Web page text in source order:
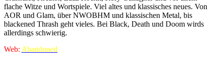
flache Witze und Wortspiele. Viel altes und klassisches neues. Von
AOR und Glam, über NWOBHM und klassischen Metal, bis
blackened Thrash geht vieles. Bei Black, Death und Doom wirds
allerdings schwierig.
Web: Abandoned